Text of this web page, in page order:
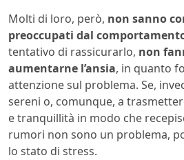
Molti di loro, però, non sanno
preoccupati dal
tentativo di rassicurarlo, non
aumentarne l’ansia, in quanto
attenzione sul problema. Se,
sereni o, comunque, a
e tranquillità in modo che
rumori non sono un problema,
lo stato di stress.